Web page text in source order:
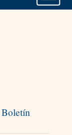
Boletín